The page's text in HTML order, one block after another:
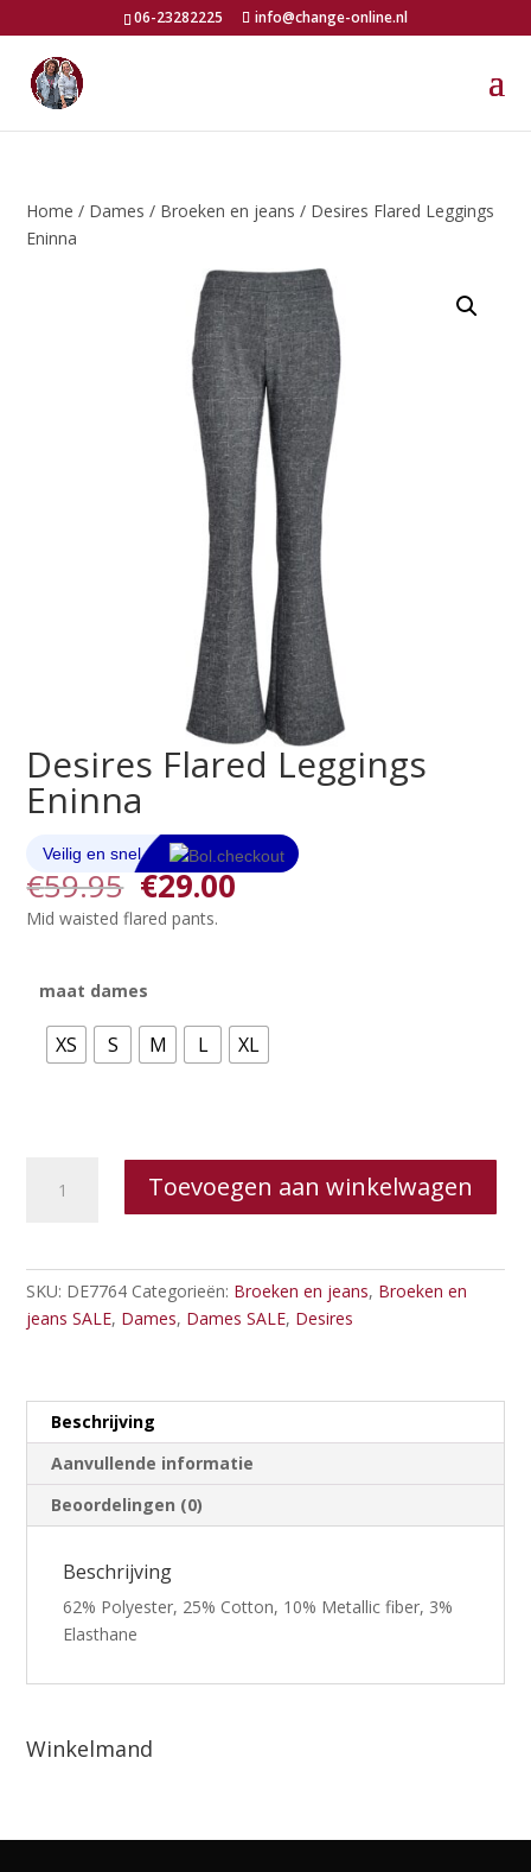
06-23282225 info@change-online.nl
Home / Dames / Broeken en jeans / Desires Flared Leggings
Eninna
Desires Flared Leggings
Eninna
€59.95 Oorspronkelijke
prijs
was:
€29.00Huidige
Mid waisted flared pants.
maat dames
XS S M L XL
Flared
Toevoegen aan winkelwagen
SKU: DE7764 Categorieën: Broeken en jeans, Broeken en
jeans SALE, Dames, Dames SALE, Desires
Beschrijving
Aanvullende informatie
Beoordelingen (0)
Beschrijving
62% Polyester, 25% Cotton, 10% Metallic fiber, 3%
Elasthane
Winkelmand